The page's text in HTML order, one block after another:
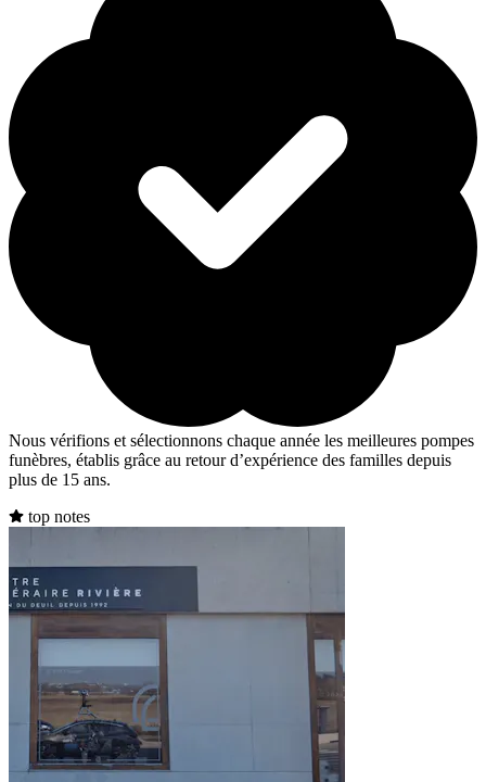
Nous vérifions et sélectionnons chaque année les meilleures pompes
funèbres, établis grâce au retour d’expérience des familles depuis
plus de 15 ans.
top notes